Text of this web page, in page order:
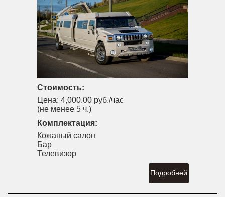
Стоимость:
Цена: 4,000.00 руб./час
(не менее 5 ч.)
Комплектация:
Кожаный салон
Бар
Телевизор
Подробней